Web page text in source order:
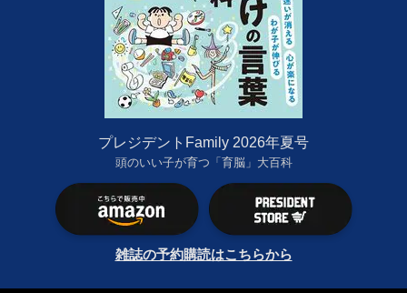
プレジデントFamily 2026年夏号
頭のいい子が育つ「育脳」大百科
雑誌の予約購読はこちらから